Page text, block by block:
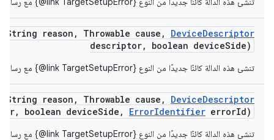
(String reason , Throwable cause , DeviceDescriptor
descriptor, boolean deviceSide)
تنشئ هذه الدالة كائنًا جديدًا من النوع ‎{@link TargetSetupError} مع رسالة خطأ ذات معنى وسبب.
(String reason , Throwable cause , DeviceDescriptor
, boolean deviceSide , ErrorIdentifier errorId)
تنشئ هذه الدالة كائنًا جديدًا من النوع ‎{@link TargetSetupError} مع رسالة خطأ ذات معنى وسبب.